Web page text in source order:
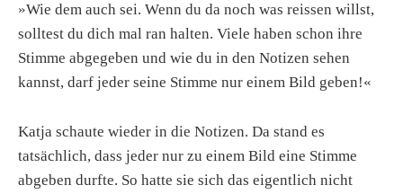
»Wie dem auch sei. Wenn du da noch was reissen willst,
solltest du dich mal ran halten. Viele haben schon ihre
Stimme abgegeben und wie du in den Notizen sehen
kannst, darf jeder seine Stimme nur einem Bild geben!«
Katja schaute wieder in die Notizen. Da stand es
tatsächlich, dass jeder nur zu einem Bild eine Stimme
abgeben durfte. So hatte sie sich das eigentlich nicht